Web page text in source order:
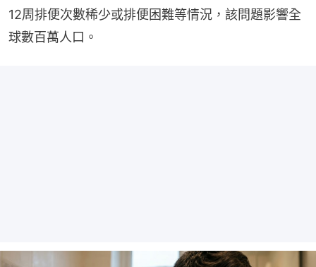
12周排便次數稀少或排便困難等情況，該問題影響全
球數百萬人口。